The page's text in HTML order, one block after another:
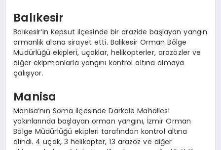
Balıkesir
Balıkesir’in Kepsut ilçesinde bir arazide başlayan yangın
ormanlık alana sirayet etti. Balıkesir Orman Bölge
Müdürlüğü ekipleri, uçaklar, helikopterler, arazözler ve
diğer ekipmanlarla yangını kontrol altına almaya
çalışıyor.
Manisa
Manisa’nın Soma ilçesinde Darkale Mahallesi
yakınlarında başlayan orman yangını, İzmir Orman
Bölge Müdürlüğü ekipleri tarafından kontrol altına
alındı. 4 uçak, 3 helikopter, 13 arazöz ve diğer